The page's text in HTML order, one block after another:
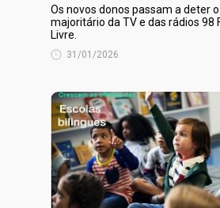
Os novos donos passam a deter
majoritário da TV e das rádios 98
Livre.
31/01/2026